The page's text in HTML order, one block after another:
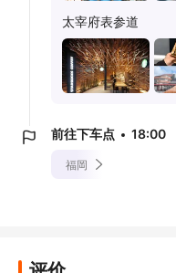
太宰府表参道
前往下车点 18:00
福岡